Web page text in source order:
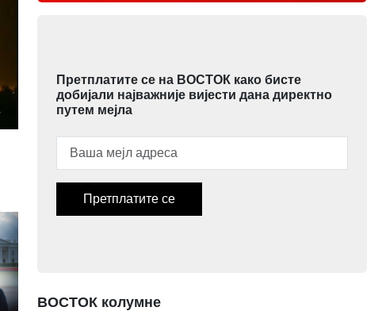
Претплатите се на ВОСТОК како бисте
добијали најважније вијести дана директно
путем мејла
Претплатите се
ВОСТОК колумне